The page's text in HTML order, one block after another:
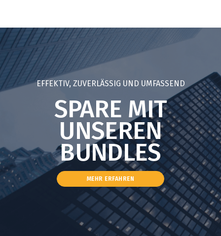
EFFEKTIV, ZUVERLÄSSIG UND UMFASSEND
SPARE MIT
UNSEREN
BUNDLES
MEHR ERFAHREN